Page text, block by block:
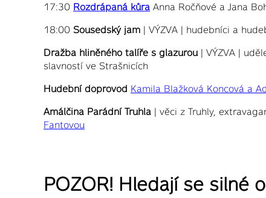
17:30 Rozdrápaná kůra Anna Ročňové a Jana
18:00 Sousedský jam | VÝZVA | hudebníci a
Dražba hliněného talíře s glazurou | VÝZVA |
slavností ve Strašnicích
Hudební doprovod Kamila Blažková Koncová a
Amálčina Parádní Truhla | věci z Truhly,
Fantovou
POZOR! Hledají se silné